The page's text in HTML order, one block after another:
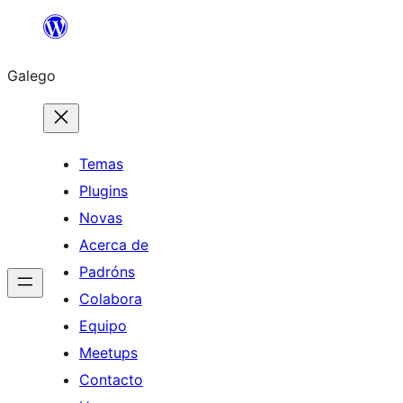
Saltar
contido
Galego
Temas
Plugins
Novas
Acerca de
Padróns
Colabora
Equipo
Meetups
Contacto